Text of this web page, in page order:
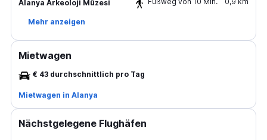
Alanya Arkeoloji Müzesi
Mehr anzeigen
Mietwagen
€ 43 durchschnittlich pro Tag
Mietwagen in Alanya
Nächstgelegene Flughäfen